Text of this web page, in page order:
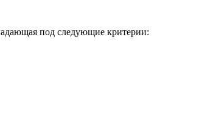
под следующие критерии: